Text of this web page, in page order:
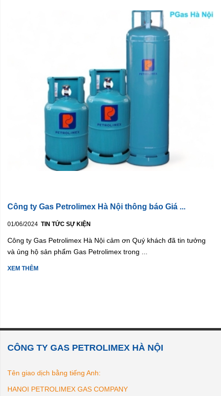
Công ty Gas Petrolimex Hà Nội thông báo Giá ...
01/06/2024 TIN TỨC SỰ KIỆN
Công ty Gas Petrolimex Hà Nội cảm ơn Quý khách đã tin tưởng
và ủng hộ sản phẩm Gas Petrolimex trong ...
XEM THÊM
CÔNG TY GAS PETROLIMEX HÀ NỘI
Tên giao dịch bằng tiếng Anh:
HANOI PETROLIMEX GAS COMPANY